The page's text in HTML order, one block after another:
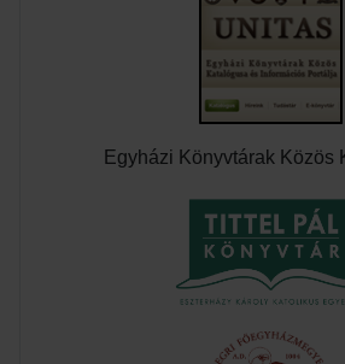
Egyházi Könyvtárak Közös